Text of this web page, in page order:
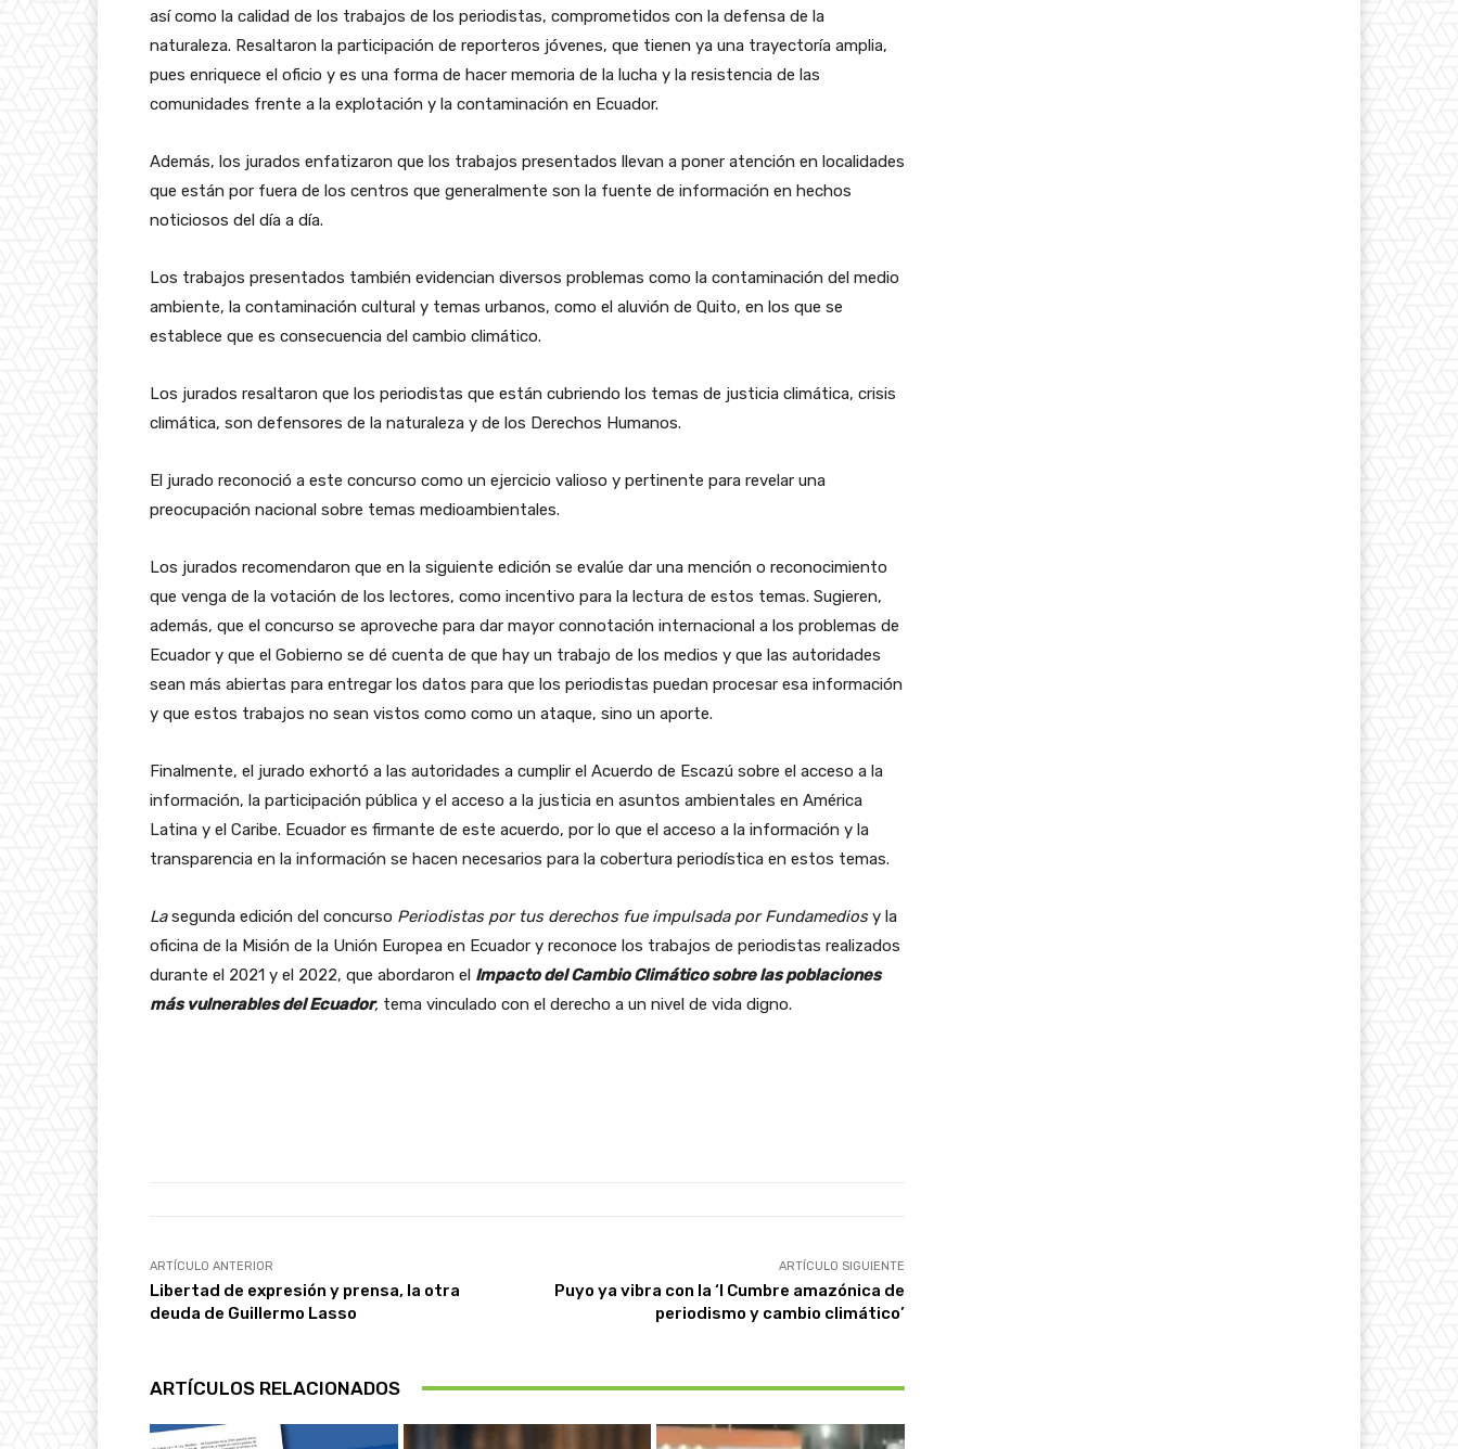
así como la calidad de los trabajos de los periodistas, comprometidos con la defensa de la
naturaleza. Resaltaron la participación de reporteros jóvenes, que tienen ya una trayectoría amplia,
pues enriquece el oficio y es una forma de hacer memoria de la lucha y la resistencia de las
comunidades frente a la explotación y la contaminación en Ecuador.
Además, los jurados enfatizaron que los trabajos presentados llevan a poner atención en localidades
que están por fuera de los centros que generalmente son la fuente de información en hechos
noticiosos del día a día.
Los trabajos presentados también evidencian diversos problemas como la contaminación del medio
ambiente, la contaminación cultural y temas urbanos, como el aluvión de Quito, en los que se
establece que es consecuencia del cambio climático.
Los jurados resaltaron que los periodistas que están cubriendo los temas de justicia climática, crisis
climática, son defensores de la naturaleza y de los Derechos Humanos.
El jurado reconoció a este concurso como un ejercicio valioso y pertinente para revelar una
preocupación nacional sobre temas medioambientales.
Los jurados recomendaron que en la siguiente edición se evalúe dar una mención o reconocimiento
que venga de la votación de los lectores, como incentivo para la lectura de estos temas. Sugieren,
además, que el concurso se aproveche para dar mayor connotación internacional a los problemas de
Ecuador y que el Gobierno se dé cuenta de que hay un trabajo de los medios y que las autoridades
sean más abiertas para entregar los datos para que los periodistas puedan procesar esa información
y que estos trabajos no sean vistos como como un ataque, sino un aporte.
Finalmente, el jurado exhortó a las autoridades a cumplir el Acuerdo de Escazú sobre el acceso a la
información, la participación pública y el acceso a la justicia en asuntos ambientales en América
Latina y el Caribe. Ecuador es firmante de este acuerdo, por lo que el acceso a la información y la
transparencia en la información se hacen necesarios para la cobertura periodística en estos temas.
Lasegunda edición del concurso Periodistas por tus derechos fue impulsada por Fundamediosy la
oficina de la Misión de la Unión Europea en Ecuador y reconoce los trabajos de periodistas realizados
durante el 2021 y el 2022, que abordaron el Impacto del Cambio Climático sobre las poblaciones
más vulnerables del Ecuador, tema vinculado con el derecho a un nivel de vida digno.
ARTÍCULO ANTERIOR
Libertad de expresión y prensa, la otra
deuda de Guillermo Lasso
ARTÍCULO SIGUIENTE
Puyo ya vibra con la ‘I Cumbre amazónica de
periodismo y cambio climático’
ARTÍCULOS RELACIONADOS